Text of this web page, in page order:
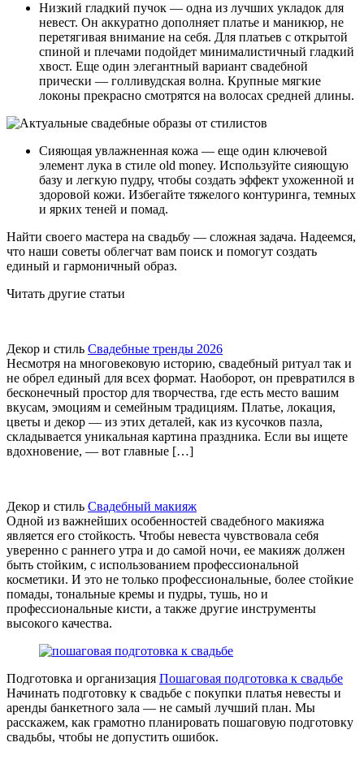
Низкий гладкий пучок — одна из лучших укладок для
невест. Он аккуратно дополняет платье и маникюр, не
перетягивая внимание на себя. Для платьев с открытой
спиной и плечами подойдет минималистичный гладкий
хвост. Еще один элегантный вариант свадебной
прически — голливудская волна. Крупные мягкие
локоны прекрасно смотрятся на волосах средней длины.
Сияющая увлажненная кожа — еще один ключевой
элемент лука в стиле old money. Используйте сияющую
базу и легкую пудру, чтобы создать эффект ухоженной и
здоровой кожи. Избегайте тяжелого контуринга, темных
и ярких теней и помад.
Найти своего мастера на свадьбу — сложная задача. Надеемся,
что наши советы облегчат вам поиск и помогут создать
единый и гармоничный образ.
Читать другие статьи
Декор и стиль Свадебные тренды 2026
Несмотря на многовековую историю, свадебный ритуал так и
не обрел единый для всех формат. Наоборот, он превратился в
бесконечный простор для творчества, где есть место вашим
вкусам, эмоциям и семейным традициям. Платье, локация,
цветы и декор — из этих деталей, как из кусочков пазла,
складывается уникальная картина праздника. Если вы ищете
вдохновение, — вот главные […]
Декор и стиль Свадебный макияж
Одной из важнейших особенностей свадебного макияжа
является его стойкость. Чтобы невеста чувствовала себя
уверенно с раннего утра и до самой ночи, ее макияж должен
быть стойким, с использованием профессиональной
косметики. И это не только профессиональные, более стойкие
помады, тональные кремы и пудры, тушь, но и
профессиональные кисти, а также другие инструменты
высокого качества.
Подготовка и организация Пошаговая подготовка к свадьбе
Начинать подготовку к свадьбе с покупки платья невесты и
аренды банкетного зала — не самый лучший план. Мы
расскажем, как грамотно планировать пошаговую подготовку
свадьбы, чтобы не допустить ошибок.